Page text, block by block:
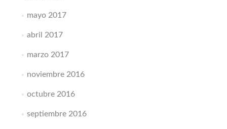
mayo 2017
abril 2017
marzo 2017
noviembre 2016
octubre 2016
septiembre 2016